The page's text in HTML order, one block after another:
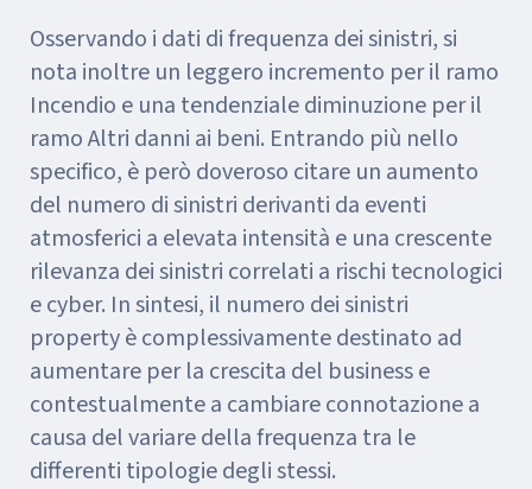
Osservando i dati di frequenza dei sinistri, si
nota inoltre un leggero incremento per il ramo
Incendio e una tendenziale diminuzione per il
ramo Altri danni ai beni. Entrando più nello
specifico, è però doveroso citare un aumento
del numero di sinistri derivanti da eventi
atmosferici a elevata intensità e una crescente
rilevanza dei sinistri correlati a rischi tecnologici
e cyber. In sintesi, il numero dei sinistri
property è complessivamente destinato ad
aumentare per la crescita del business e
contestualmente a cambiare connotazione a
causa del variare della frequenza tra le
differenti tipologie degli stessi.